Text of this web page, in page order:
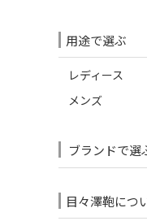
用途で選ぶ
レディース
メンズ
ブランドで選
目々澤鞄につ